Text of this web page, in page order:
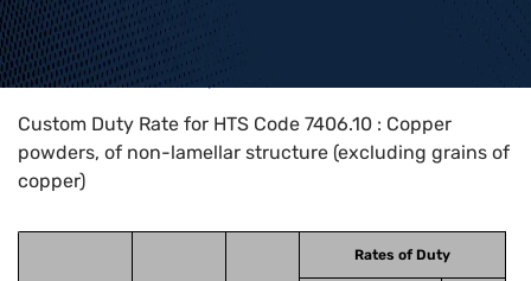
Home>HTS Codes> Chapter
Custom Duty Rate for HTS Code 7406.10 : Copper
powders, of non-lamellar structure (excluding grains of
copper)
Rates of Duty